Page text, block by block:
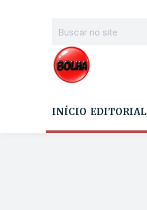
INÍCIO EDITORIAL